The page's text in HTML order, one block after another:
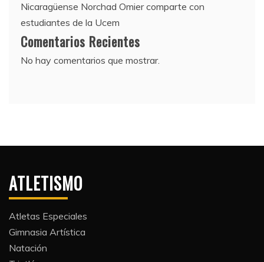
Nicaragüense Norchad Omier comparte con
estudiantes de la Ucem
Comentarios Recientes
No hay comentarios que mostrar.
ATLETISMO
Atletas Especiales
Gimnasia Artística
Natación​